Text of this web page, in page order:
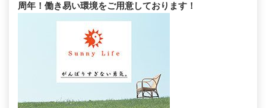
周年！働き易い環境をご用意しております！